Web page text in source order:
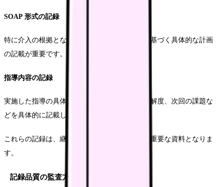
SOAP 形式の記録
特に介入の根拠となるアセスメントと、それに基づく具体的な計画
の記載が重要です。
指導内容の記録
実施した指導の具体的な内容、患者の反応、理解度、次回の課題な
どを具体的に記載します。
これらの記録は、継続的な支援の質を保証する重要な資料となりま
す。
記録品質の監査方法